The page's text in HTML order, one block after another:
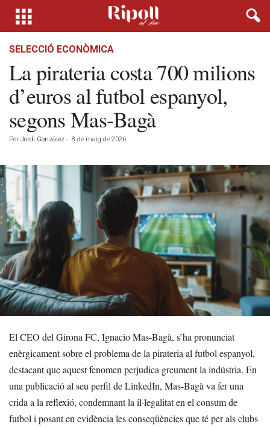
SELECCIÓ ECONÒMICA
La pirateria costa 700 milions
d’euros al futbol espanyol,
segons Mas-Bagà
Por Jordi González - 8 de maig de 2026
El CEO del Girona FC, Ignacio Mas-Bagà, s’ha pronunciat
enèrgicament sobre el problema de la pirateria al futbol espanyol,
destacant que aquest fenomen perjudica greument la indústria. En
una publicació al seu perfil de LinkedIn, Mas-Bagà va fer una
crida a la reflexió, condemnant la il·legalitat en el consum de
futbol i posant en evidència les conseqüències que té per als clubs